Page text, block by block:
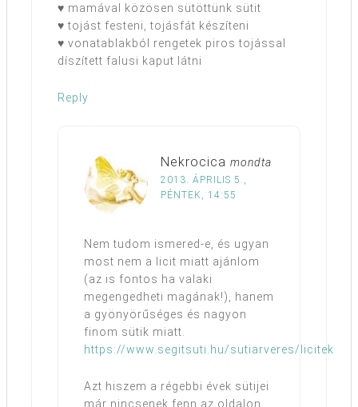
♥ mamával közösen sütöttünk sütit
♥ tojást festeni, tojásfát készíteni
♥ vonatablakból rengetek piros tojással
díszített falusi kaput látni
Reply
Nekrocica mondta
2013. ÁPRILIS 5.,
PÉNTEK, 14:55
Nem tudom ismered-e, és ugyan
most nem a licit miatt ajánlom
(az is fontos ha valaki
megengedheti magának!), hanem
a gyönyörűséges és nagyon
finom sütik miatt.
https://www.segitsuti.hu/sutiarveres/licitek
Azt hiszem a régebbi évek sütijei
már nincsenek fenn az oldalon,